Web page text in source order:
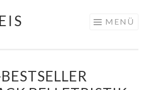
MENÜ